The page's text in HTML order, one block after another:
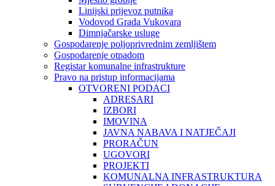
Linijski prijevoz putnika
Vodovod Grada Vukovara
Dimnjačarske usluge
Gospodarenje poljoprivrednim zemljištem
Gospodarenje otpadom
Registar komunalne infrastrukture
Pravo na pristup informacijama
OTVORENI PODACI
ADRESARI
IZBORI
IMOVINA
JAVNA NABAVA I NATJEČAJI
PRORAČUN
UGOVORI
PROJEKTI
KOMUNALNA INFRASTRUKTURA